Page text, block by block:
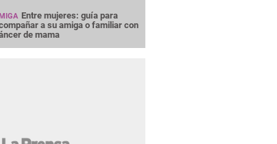
Entre mujeres: guía para
a su amiga o familiar con
de mama